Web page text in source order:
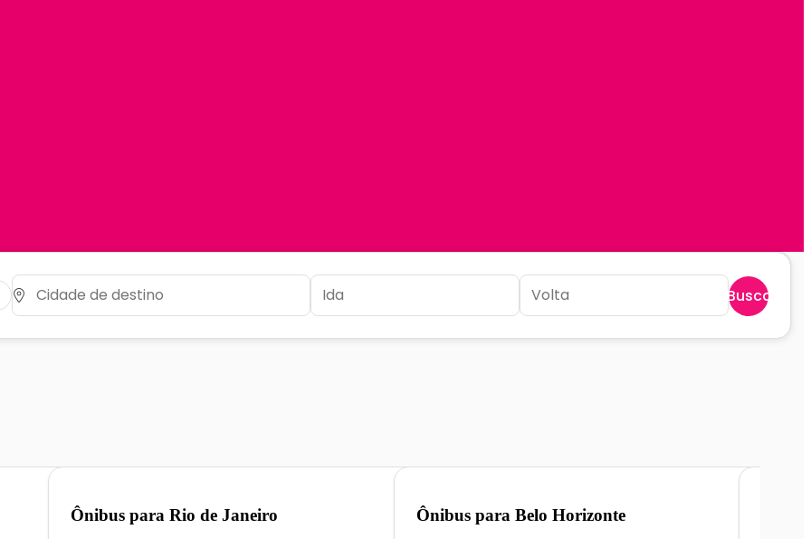
Buscar
Ônibus paraRio de Janeiro Ônibus para Belo Horizonte